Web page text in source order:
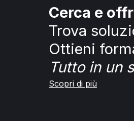
Cerca e
Trova
Ottieni
Tutto in un
Scopri di più